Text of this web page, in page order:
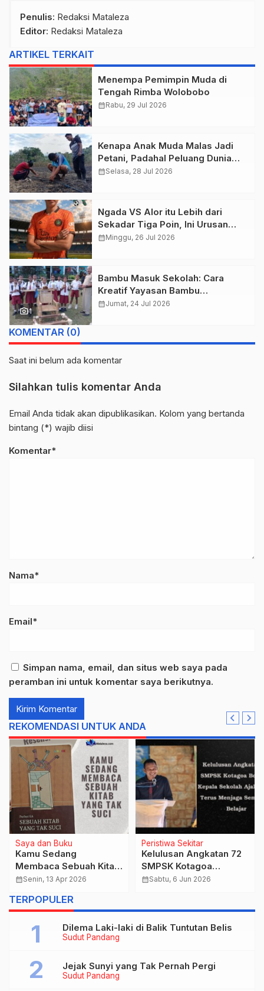
Penulis: Redaksi Mataleza
Editor: Redaksi Mataleza
ARTIKEL TERKAIT
Menempa Pemimpin Muda di
Tengah Rimba Wolobobo
calendar_monthRabu, 29 Jul 2026
Kenapa Anak Muda Malas Jadi
Petani, Padahal Peluang Dunia
Pertanian Menjanjikan?
calendar_monthSelasa, 28 Jul 2026
Ngada VS Alor itu Lebih dari
Sekadar Tiga Poin, Ini Urusan
Harga Diri!
calendar_monthMinggu, 26 Jul 2026
photo_camera1
Bambu Masuk Sekolah: Cara
Kreatif Yayasan Bambu
Lingkungan Lestari Rayakan Hari
calendar_monthJumat, 24 Jul 2026
KOMENTAR (0)
Saat ini belum ada komentar
Silahkan tulis komentar Anda
Email Anda tidak akan dipublikasikan. Kolom yang bertanda
bintang (*) wajib diisi
Komentar*
Nama*
Email*
Simpan nama, email, dan situs web saya pada
peramban ini untuk komentar saya berikutnya.
REKOMENDASI UNTUK ANDA
PERMEN_PermenunganMasterOyen
Permen edisi MINGGU 5
PASKAH -03 MEI 2026 -
Sejalan dengan Katolik;
calendar_monthMinggu, 3 Mei 2026
PERMEN Kasih: Tidak
Ada Komunitas Tanpa
Komunikasi, Renungan
calendar_monthKamis, 7 Mei 2026
…
TERPOPULER
Sudut Pandang
Dilema Laki-laki di Balik Tuntutan Belis
Sudut Pandang
Jejak Sunyi yang Tak Pernah Pergi